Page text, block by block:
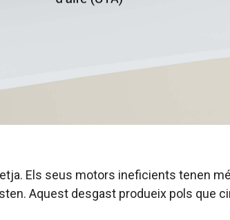
Els seus motors ineficients tenen
Aquest desgast produeix pols que